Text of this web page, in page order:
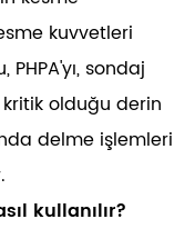
kuvvetleri
sondaj
kritik olduğu derin
delme işlemleri
kullanılır?